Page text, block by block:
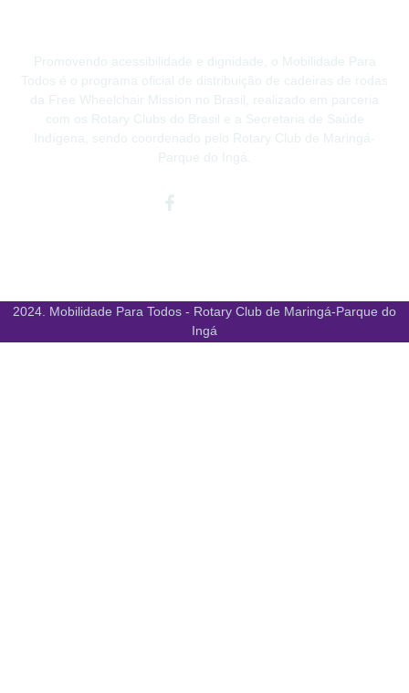
Promovendo acessibilidade e dignidade, o Mobilidade Para
Todos é o programa oficial de distribuição de cadeiras de rodas
da Free Wheelchair Mission no Brasil, realizado em parceria
com os Rotary Clubs do Brasil e a Secretaria de Saúde
Indígena, sendo coordenado pelo Rotary Club de Maringá-
Parque do Ingá.
Facebook-
2024. Mobilidade Para Todos - Rotary Club de Maringá-Parque do
Ingá